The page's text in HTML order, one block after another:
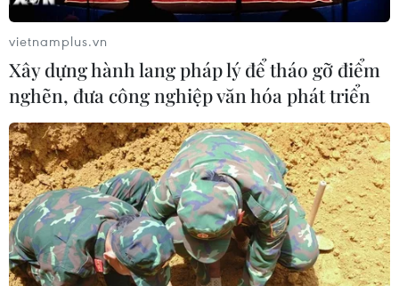
khiến 2 người tử vong
07/08/2026 01:48
đô Damascus khiến 2
người chết và 13 người bị
thương
07/08/2026 00:50
Xem thêm
vietnamplus.vn
Xây dựng hành lang pháp lý để tháo gỡ điểm
nghẽn, đưa công nghiệp văn hóa phát triển